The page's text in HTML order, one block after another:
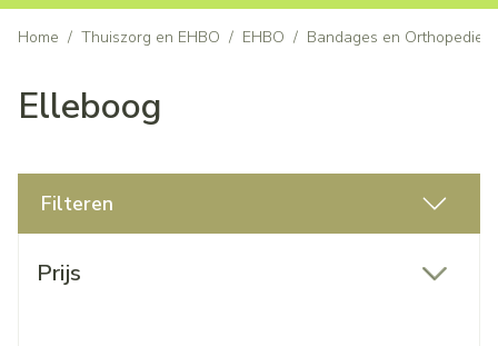
Home / Thuiszorg en EHBO / EHBO / Bandages en Orthopedie
Elleboog
Filteren
Prijs